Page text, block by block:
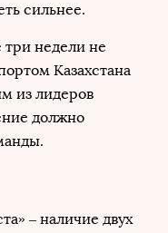
сильнее.
недели не
Казахстана
из лидеров
должно
– наличие двух